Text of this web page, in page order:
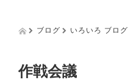
ブログ いろいろ ブログ
作戦会議